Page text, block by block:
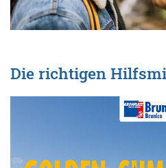
Die richtigen